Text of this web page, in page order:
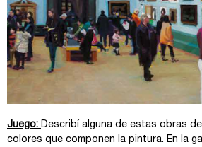
Juego: Describí alguna de estas obras
colores que componen la pintura. En la